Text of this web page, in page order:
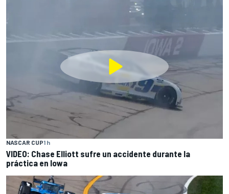
NASCAR CUP1 h
VIDEO: Chase Elliott sufre un accidente durante la
práctica en Iowa